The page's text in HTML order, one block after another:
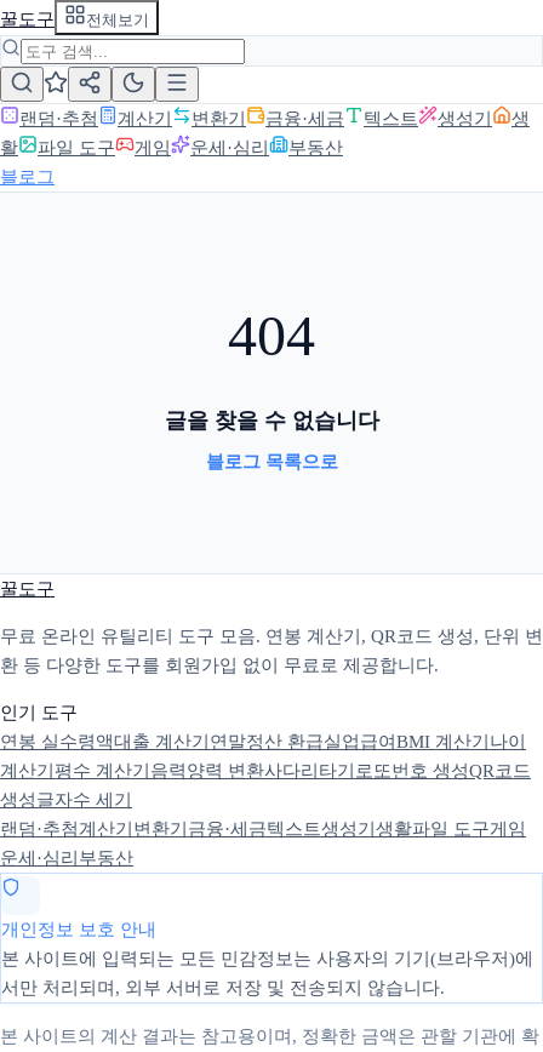
꿀도구 전체보기
랜덤·추첨 계산기 변환기 금융·세금 텍스트 생성기
생
활
파일 도구 게임 운세·심리
부동산
블로그
404
글을 찾을 수 없습니다
블로그 목록으로
꿀도구
무료 온라인 유틸리티 도구 모음. 연봉 계산기, QR코드 생성, 단위 변
환 등 다양한 도구를 회원가입 없이 무료로 제공합니다.
인기 도구
연봉 실수령액대출 계산기 연말정산 환급실업급여BMI 계산기 나이
계산기 평수 계산기 음력양력 변환사다리타기 로또번호 생성QR코드
생성글자수 세기
랜덤·추첨계산기 변환기 금융·세금텍스트생성기 생활파일 도구게임
운세·심리 부동산
개인정보 보호 안내
본 사이트에 입력되는 모든 민감정보는 사용자의 기기(브라우저)에
서만 처리되며, 외부 서버로 저장 및 전송되지 않습니다.
본 사이트의 계산 결과는 참고용이며, 정확한 금액은 관할 기관에 확